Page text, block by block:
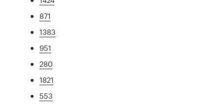
871
1383
951
280
1821
553